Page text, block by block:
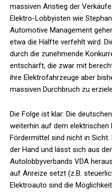
massiven Anstieg der
Elektro-Lobbyisten wie
Automotive Management
etwa die Hälfte verfehlt wird.
durch die zunehmende
entschärft, die zwar mit
ihre Elektrofahrzeuge aber
massiven Durchbruch zu
Die Folge ist klar: Die
weiterhin auf dem
Fördermittel sind nicht in
der Hand und lässt sich aus
Autolobbyverbands VDA
auf Anreize setzt (z.B.
Elektroauto sind die